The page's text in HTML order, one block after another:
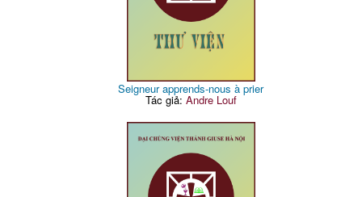
Seigneur apprends-nous à prier
Tác giả: Andre Louf